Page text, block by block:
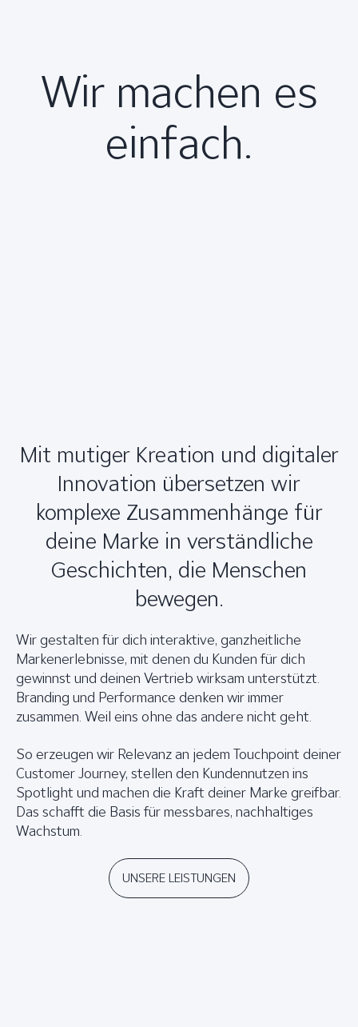
Wir machen es
einfach.
Mit mutiger Kreation und digitaler
Innovation übersetzen wir
komplexe Zusammenhänge für
deine Marke in verständliche
Geschichten, die Menschen
bewegen.
Wir gestalten für dich interaktive, ganzheitliche
Markenerlebnisse, mit denen du Kunden für dich
gewinnst und deinen Vertrieb wirksam unterstützt.
Branding und Performance denken wir immer
zusammen. Weil eins ohne das andere nicht geht.
So erzeugen wir Relevanz an jedem Touchpoint deiner
Customer Journey, stellen den Kundennutzen ins
Spotlight und machen die Kraft deiner Marke greifbar.
Das schafft die Basis für messbares, nachhaltiges
Wachstum.
UNSERE LEISTUNGEN